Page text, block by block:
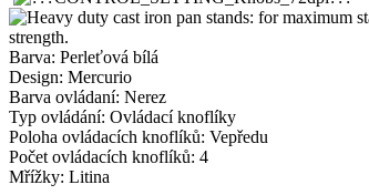
Barva: Perleťová bílá
Design: Mercurio
Barva ovládaní: Nerez
Typ ovládání: Ovládací knoflíky
Poloha ovládacích knoflíků: Vepředu
Počet ovládacích knoflíků: 4
Mřížky: Litina